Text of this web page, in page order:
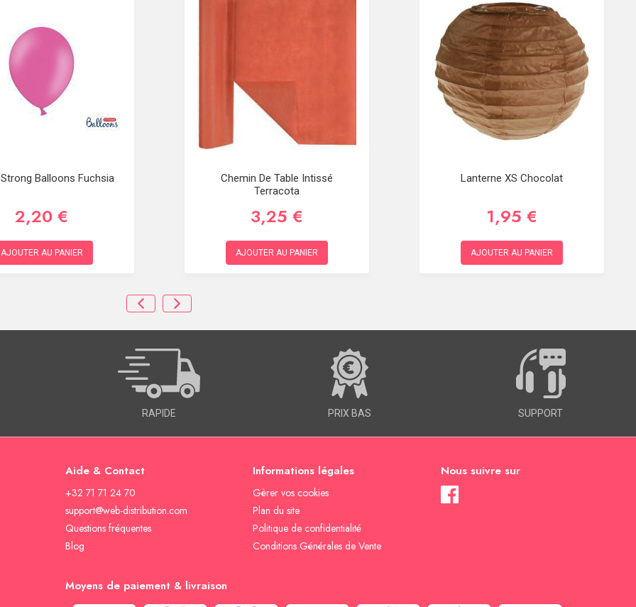
Balloons Fuchsia
2,20 €
AJOUTER AU PANIER
Chemin De Table Intissé
Terracota
3,25 €
AJOUTER AU PANIER
Lanterne XS Chocolat
1,95 €
AJOUTER AU PANIER
RAPIDE PRIX BAS SUPPORT
Aide & Contact
+32 71 71 24 70
support@web-distribution.com
Questions fréquentes
Blog
Informations légales
Gèrer vos cookies
Plan du site
Politique de confidentialité
Conditions Générales de Vente
Nous suivre sur
Moyens de paiement & livraison